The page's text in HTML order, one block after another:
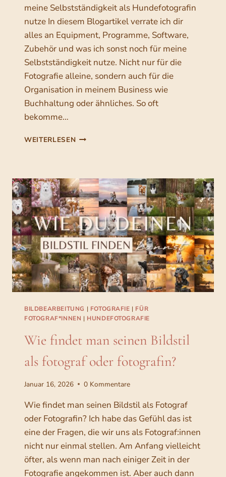
E
R
E
N
M
U
S
M
D
A
C
H
E
N
?
meine Selbstständigkeit als Hundefotografin
nutze In diesem Blogartikel verrate ich dir
alles an Equipment, Programme, Software,
Zubehör und was ich sonst noch für meine
Selbstständigkeit nutze. Nicht nur für die
Fotografie alleine, sondern auch für die
Organisation in meinem Business wie
Buchhaltung oder ähnliches. So oft
bekomme…
WEITERLESENM
E
Q
U
I
P
M
E
N
T
,
S
T
U
&
L
E
,
W
A
S
I
C
BILDBEARBEITUNG | FOTOGRAFIE | FÜR
FOTOGRAF*INNEN | HUNDEFOTOGRAFIE
Wie findet man seinen Bildstil
als fotograf oder fotografin?
Januar 16, 2026 0 Kommentare
Wie findet man seinen Bildstil als Fotograf
oder Fotografin? Ich habe das Gefühl das ist
eine der Fragen, die wir uns als Fotograf:innen
nicht nur einmal stellen. Am Anfang vielleicht
öfter, als wenn man nach einiger Zeit in der
Fotografie angekommen ist. Aber auch dann